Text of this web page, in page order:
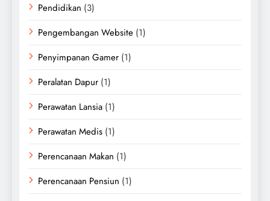
Pendidikan (3)
Pengembangan Website (1)
Penyimpanan Gamer (1)
Peralatan Dapur (1)
Perawatan Lansia (1)
Perawatan Medis (1)
Perencanaan Makan (1)
Perencanaan Pensiun (1)